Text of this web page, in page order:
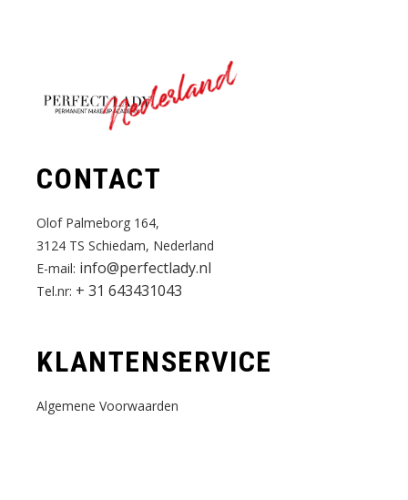
Nederland
CONTACT
Olof Palmeborg 164,
3124 TS Schiedam, Nederland
E-mail: info@perfectlady.nl
Tel.nr: + 31 643431043
KLANTENSERVICE
Algemene Voorwaarden